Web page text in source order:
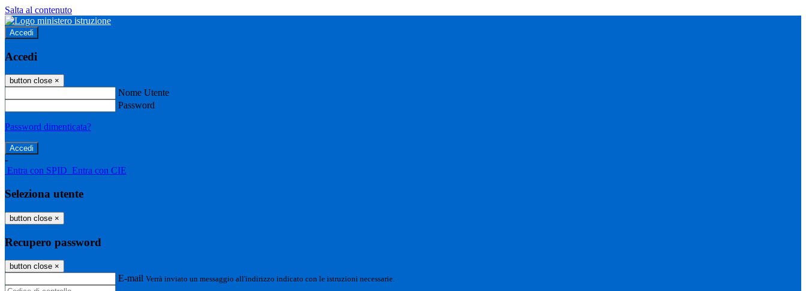
Salta al contenuto
Accedi
Accedi
button close ×
Nome Utente
Password
Password dimenticata?
-
Entra con SPID Entra con CIE
Seleziona utente
button close ×
Recupero password
button close ×
E-mail Verrà inviato un messaggio all'indirizzo indicato con le istruzioni necessarie.